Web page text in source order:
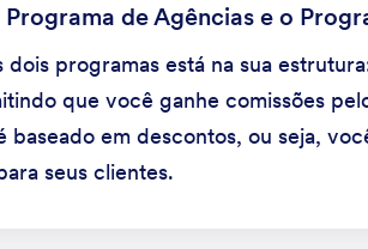
de Agências e o
programas está na sua
que você ganhe comissões
baseado em descontos, ou seja,
seus clientes.